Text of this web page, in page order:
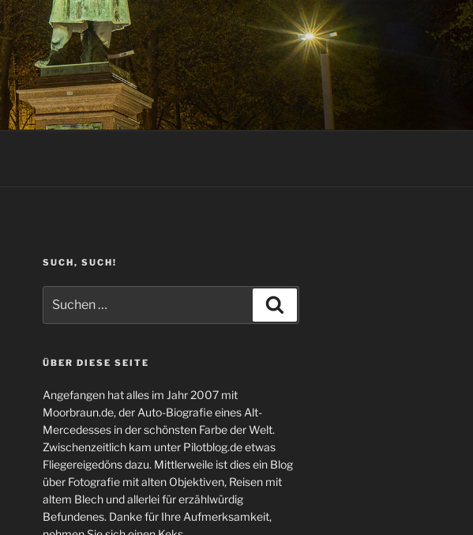
SUCH, SUCH!
nach:
ÜBER DIESE SEITE
Angefangen hat alles im Jahr 2007 mit
Moorbraun.de, der Auto-Biografie eines Alt-
Mercedesses in der schönsten Farbe der Welt.
Zwischenzeitlich kam unter Pilotblog.de etwas
Fliegereigedöns dazu. Mittlerweile ist dies ein Blog
über Fotografie mit alten Objektiven, Reisen mit
altem Blech und allerlei für erzählwürdig
Befundenes. Danke für Ihre Aufmerksamkeit,